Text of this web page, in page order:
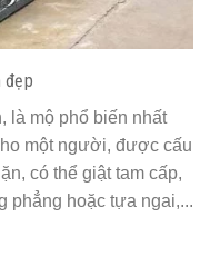
đẹp
là mộ phổ biến nhất
một người, được cấu
có thể giật tam cấp,
phẳng hoặc tựa ngai,...